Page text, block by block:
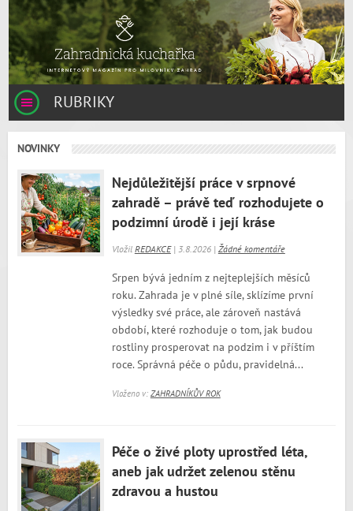
RUBRIKY
NOVINKY
Nejdůležitější práce v srpnové
zahradě – právě teď rozhodujete o
podzimní úrodě i její kráse
Vložil REDAKCE| 3.8.2026 | Žádné komentáře
Srpen bývá jedním z nejteplejších měsíců
roku. Zahrada je v plné síle, sklízíme první
výsledky své práce, ale zároveň nastává
období, které rozhoduje o tom, jak budou
rostliny prosperovat na podzim i v příštím
roce. Správná péče o půdu, pravidelná...
Vloženo v: ZAHRADNÍKŮV ROK
Péče o živé ploty uprostřed léta,
aneb jak udržet zelenou stěnu
zdravou a hustou